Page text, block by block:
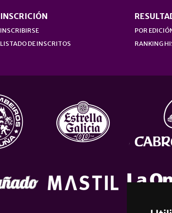
INSCRICIÓN
INSCRIBIRSE
LISTADO DE INSCRITOS
POR
RANKING